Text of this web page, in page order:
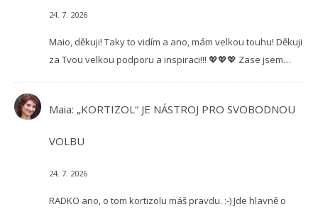
24. 7. 2026
Maio, děkuji! Taky to vidím a ano, mám velkou touhu! Děkuji
za Tvou velkou podporu a inspiraci!!! 💖💖💖 Zase jsem…
Maia: „KORTIZOL“ JE NÁSTROJ PRO SVOBODNOU
VOLBU
24. 7. 2026
RADKO ano, o tom kortizolu máš pravdu. :-) Jde hlavně o